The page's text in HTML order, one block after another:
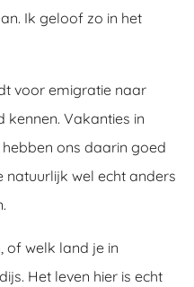
Ik geloof zo in het
voor emigratie naar
kennen. Vakanties in
ons daarin goed
natuurlijk wel echt anders
of welk land je in
Het leven hier is echt